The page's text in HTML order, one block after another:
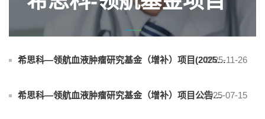
2025-11-26
希思科—领航血液肿瘤研究基金（增补）项目(2025年度)评审结果公告
2025-07-15
希思科—领航血液肿瘤研究基金（增补）项目公告（2024年度）